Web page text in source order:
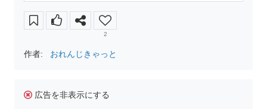
2
作者: おれんじきゃっと
広告を非表示にする